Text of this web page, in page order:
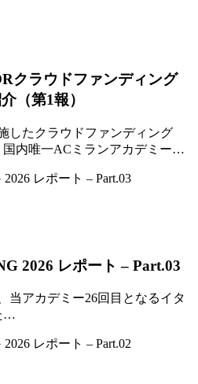
クラウドファンディング
（第1報）
したクラウドファンディング
国内唯一ACミランアカデミー…
2026 レポート – Part.03
当アカデミー26回目となるイタ
…